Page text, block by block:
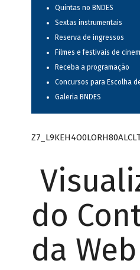
Quintas no BNDES
Sextas instrumentais
Reserva de ingressos
Filmes e festivais de
Receba a programação
Concursos para Escolha
Galeria BNDES
do
da Web